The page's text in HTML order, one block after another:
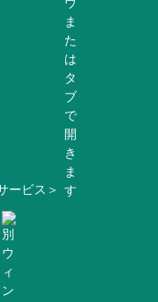
ービス＞